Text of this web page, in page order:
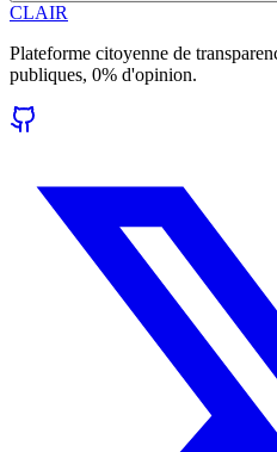
CLAIR
Plateforme citoyenne de
publiques, 0% d'opinion.